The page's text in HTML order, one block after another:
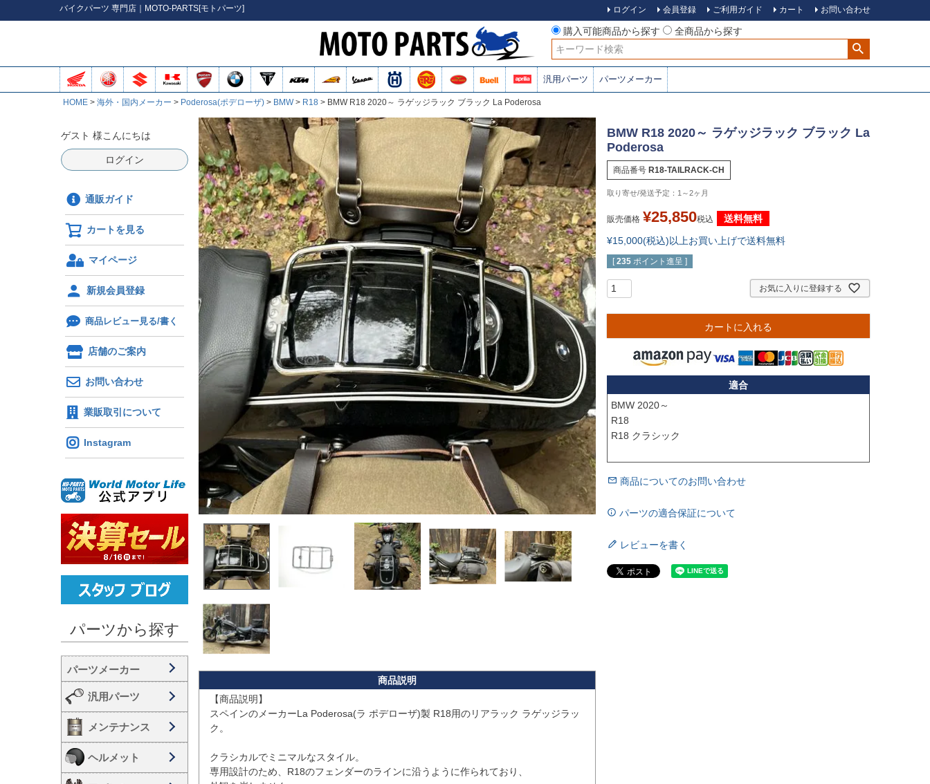
バイクパーツ 専門店｜MOTO-PARTS[モトパーツ] ログイン 会員登録 ご利用ガイド カート お問い合わせ
購入可能商品から探す
全商品から探す
検索
汎用パーツ パーツメーカー
HOME 海外・国内メーカー Poderosa(ポデローザ) BMW R18 BMW R18 2020～ ラゲッジラック ブラック La Poderosa
ゲスト 様こんにちは
ログイン
通販ガイド
カートを見る
マイページ
新規会員登録
商品レビュー見る/書く
店舗のご案内
お問い合わせ
業販取引について
Instagram
パーツから探す
汎用パーツ
メンテナンス
ヘルメット
【商品説明】
スペインのメーカーLa Poderosa(ラ ポデローザ)製 R18用のリアラック ラゲッジラッ
ク。
クラシカルでミニマルなスタイル。
専用設計のため、R18のフェンダーのラインに沿うように作られており、
BMW R18 2020～ ラゲッジラック ブラック La
Poderosa
商品番号 R18-TAILRACK-CH
1～2ヶ月
販売価格 ¥25,850税込
送料無料
¥15,000(税込)以上お買い上げで送料無料
[ 235 ポイント進呈 ]
お気に入りに登録する
カートに入れる
適合
BMW 2020～
R18
R18 クラシック
商品についてのお問い合わせ
パーツの適合保証について
レビューを書く